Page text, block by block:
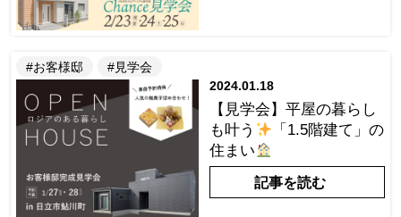
#お客様邸
#見学会
2024.01.18
【見学会】平屋の暮らし
も叶う
「1.5階建て」の
住まい
記事を読む